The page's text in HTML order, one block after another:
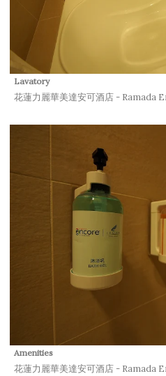
Lavatory
花蓮力麗華美達安可酒店 - Ramada
Amenities
花蓮力麗華美達安可酒店 - Ramada